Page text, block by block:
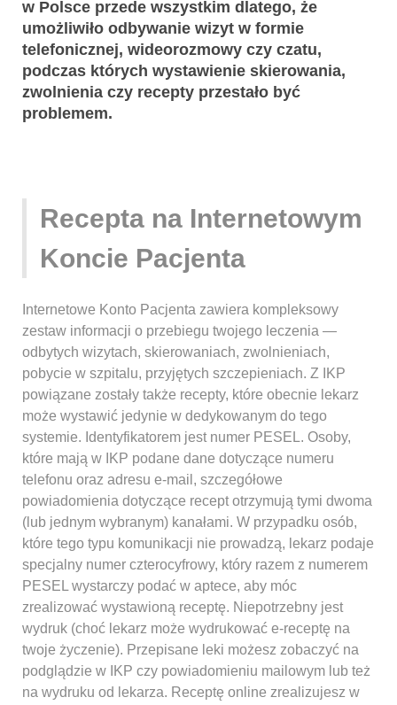
w Polsce przede wszystkim dlatego, że
umożliwiło odbywanie wizyt w formie
telefonicznej, wideorozmowy czy czatu,
podczas których wystawienie skierowania,
zwolnienia czy recepty przestało być
problemem.
Recepta na Internetowym
Koncie Pacjenta
Internetowe Konto Pacjenta zawiera kompleksowy
zestaw informacji o przebiegu twojego leczenia —
odbytych wizytach, skierowaniach, zwolnieniach,
pobycie w szpitalu, przyjętych szczepieniach. Z IKP
powiązane zostały także recepty, które obecnie lekarz
może wystawić jedynie w dedykowanym do tego
systemie. Identyfikatorem jest numer PESEL. Osoby,
które mają w IKP podane dane dotyczące numeru
telefonu oraz adresu e-mail, szczegółowe
powiadomienia dotyczące recept otrzymują tymi dwoma
(lub jednym wybranym) kanałami. W przypadku osób,
które tego typu komunikacji nie prowadzą, lekarz podaje
specjalny numer czterocyfrowy, który razem z numerem
PESEL wystarczy podać w aptece, aby móc
zrealizować wystawioną receptę. Niepotrzebny jest
wydruk (choć lekarz może wydrukować e-receptę na
twoje życzenie). Przepisane leki możesz zobaczyć na
podglądzie w IKP czy powiadomieniu mailowym lub też
na wydruku od lekarza. Receptę online zrealizujesz w